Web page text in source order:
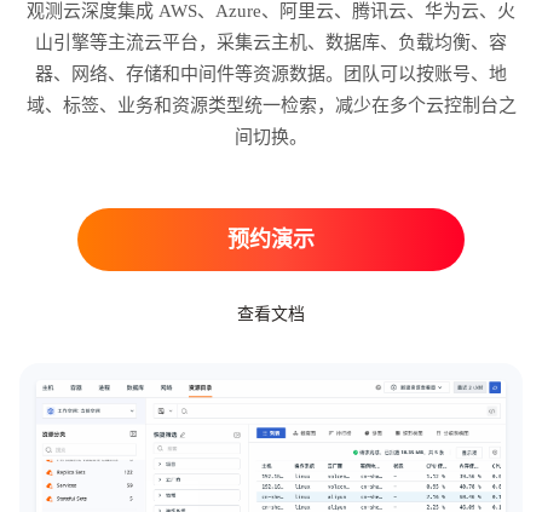
观测云深度集成 AWS、Azure、阿里云、腾讯云、华为云、火
山引擎等主流云平台，采集云主机、数据库、负载均衡、容
器、网络、存储和中间件等资源数据。团队可以按账号、地
域、标签、业务和资源类型统一检索，减少在多个云控制台之
间切换。
预约演示
查看文档